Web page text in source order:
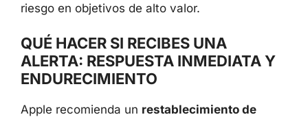
riesgo en objetivos de alto valor.
QUÉ HACER SI RECIBES UNA
ALERTA: RESPUESTA INMEDIATA Y
ENDURECIMIENTO
Apple recomienda un restablecimiento de